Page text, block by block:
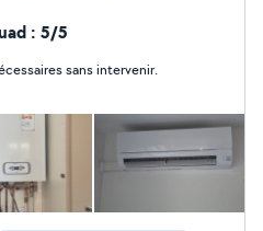
Desembouage
Installation et mise en
37
: 5/5
Super il m’a porté les conseils nécessaires sans intervenir.